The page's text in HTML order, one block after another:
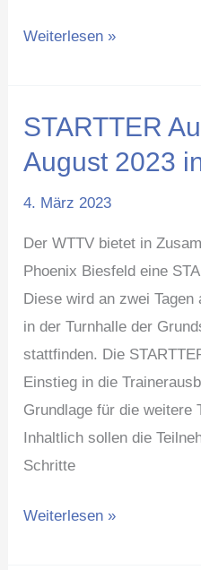
Weiterlesen »
STARTTER
August 2023
4. März 2023
Der WTTV bietet in
Phoenix Biesfeld eine
Diese wird an zwei Tagen
in der Turnhalle der
stattfinden. Die
Einstieg in die
Grundlage für die weitere
Inhaltlich sollen die
Schritte
STARTTER
Ausbildung
August
2023
in
Biesfeld
Weiterlesen »